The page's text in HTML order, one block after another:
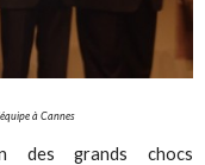
à Cannes
grands chocs